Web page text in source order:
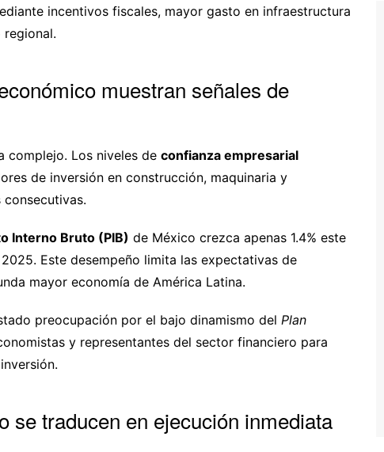
incentivos fiscales, mayor gasto en infraestructura
muestran señales de
complejo. Los niveles de confianza empresarial
de inversión en construcción, maquinaria y
Interno Bruto (PIB) de México crezca apenas 1.4% este
Este desempeño limita las expectativas de
mayor economía de América Latina.
preocupación por el bajo dinamismo del Plan
y representantes del sector financiero para
se traducen en ejecución inmediata